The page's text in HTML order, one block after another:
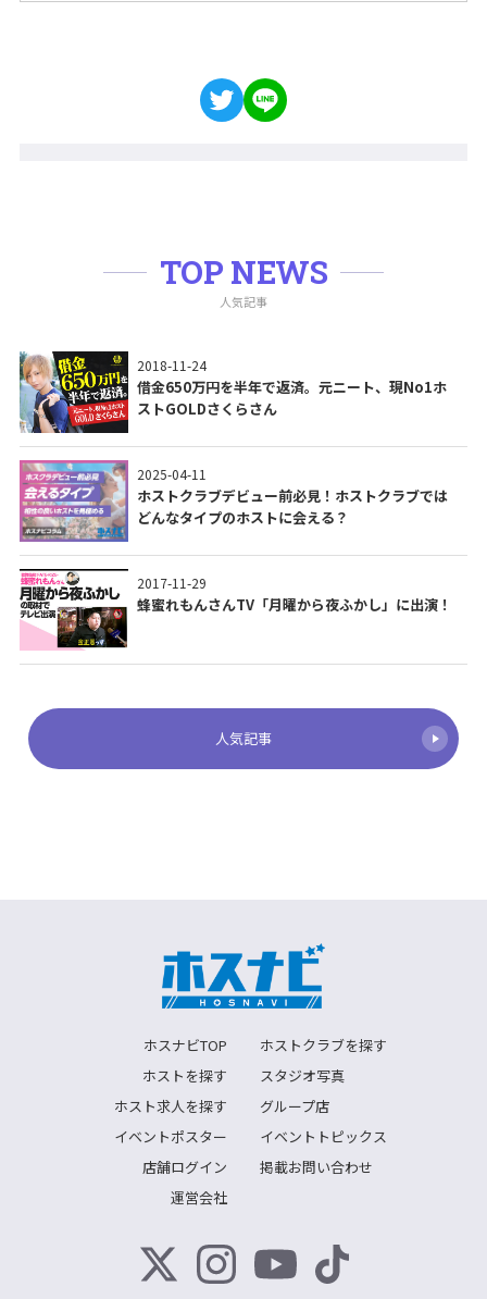
TOP NEWS
人気記事
2018-11-24
借金650万円を半年で返済。元ニート、現No1ホ
ストGOLDさくらさん
2025-04-11
ホストクラブデビュー前必見！ホストクラブでは
どんなタイプのホストに会える？
2017-11-29
蜂蜜れもんさんTV「月曜から夜ふかし」に出演！
人気記事
ホスナビTOP
ホストクラブを探す
ホストを探す
スタジオ写真
ホスト求人を探す
グループ店
イベントポスター
イベントトピックス
店舗ログイン
掲載お問い合わせ
運営会社